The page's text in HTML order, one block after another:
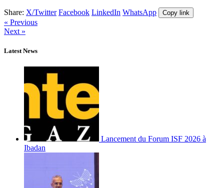
Share: X/Twitter Facebook LinkedIn WhatsApp Copy link
« Previous
Next »
Latest News
Lancement du Forum ISF 2026 à
Ibadan